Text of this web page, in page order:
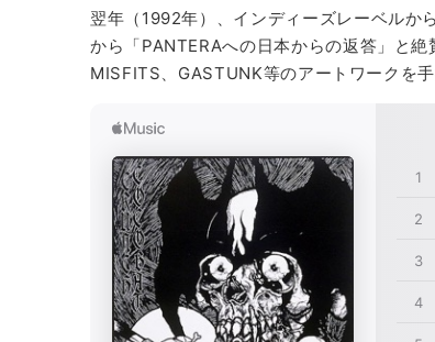
翌年（1992年）、インディーズレーベルか
から「PANTERAへの日本からの返答」と
MISFITS、GASTUNK等のアートワークを